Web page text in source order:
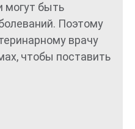
могут быть
Поэтому
врачу
чтобы поставить